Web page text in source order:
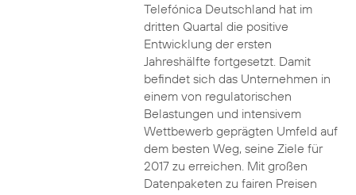
Telefónica Deutschland hat im
dritten Quartal die positive
Entwicklung der ersten
Jahreshälfte fortgesetzt. Damit
befindet sich das Unternehmen in
einem von regulatorischen
Belastungen und intensivem
Wettbewerb geprägten Umfeld auf
dem besten Weg, seine Ziele für
2017 zu erreichen. Mit großen
Datenpaketen zu fairen Preisen